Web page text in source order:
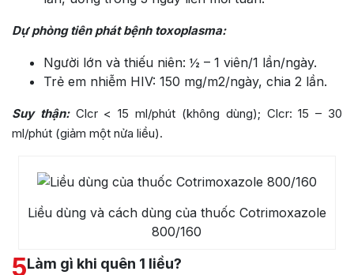
Dự phòng tiên phát bệnh toxoplasma:
Người lớn và thiếu niên: ½ – 1 viên/1 lần/ngày.
Trẻ em nhiễm HIV: 150 mg/m2/ngày, chia 2 lần.
Suy thận:Clcr < 15 ml/phút (không dùng); Clcr: 15 – 30
ml/phút (giảm một nửa liều).
Liều dùng và cách dùng của thuốc Cotrimoxazole
800/160
5Làm gì khi quên 1 liều?